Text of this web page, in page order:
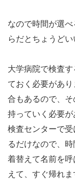
なので時間が選
らだとちょうど
大学病院で検査
ておく必要があ
合もあるので、
持っていく必要が
検査センターで
るだけなので、
着替えて名前を
えて、すぐ帰れま